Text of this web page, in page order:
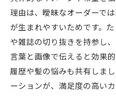
理由は、曖昧なオーダーで
が生まれやすいためです。
や雑誌の切り抜きを持参し
言葉と画像で伝えると効果
履歴や髪の悩みも共有しま
ーションが、満足度の高い